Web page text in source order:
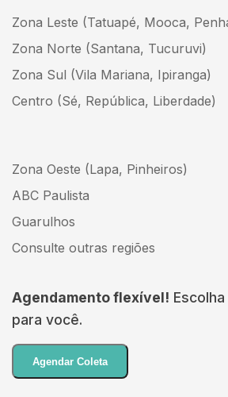
Zona Leste (Tatuapé, Mooca,
Zona Norte (Santana, Tucuruvi)
Zona Sul (Vila Mariana, Ipiranga)
Centro (Sé, República, Liberdade)
Zona Oeste (Lapa, Pinheiros)
ABC Paulista
Guarulhos
Consulte outras regiões
Agendamento flexível!
para você.
Agendar Coleta